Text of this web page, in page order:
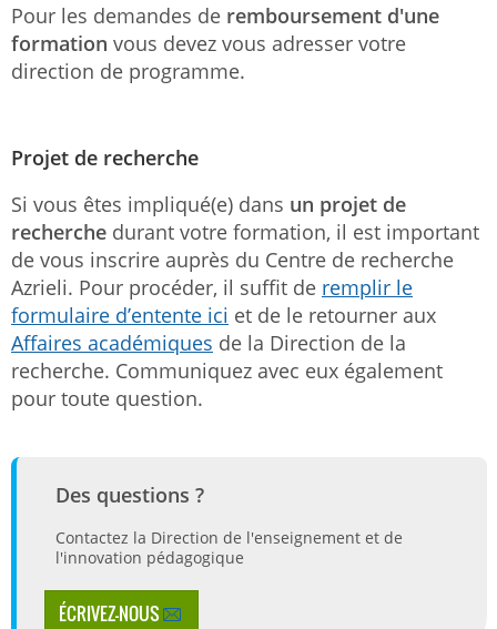
Pour les demandes de remboursement d'une
formation vous devez vous adresser votre
direction de programme.
Projet de recherche
Si vous êtes impliqué(e) dans un projet de
recherche durant votre formation, il est important
de vous inscrire auprès du Centre de recherche
Azrieli. Pour procéder, il suffit de remplir le
formulaire d’entente ici et de le retourner aux
Affaires académiques de la Direction de la
recherche. Communiquez avec eux également
pour toute question.
Des questions ?
Contactez la Direction de l'enseignement et de
l'innovation pédagogique
ÉCRIVEZ-NOUS